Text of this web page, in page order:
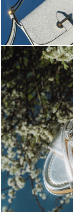
Blending